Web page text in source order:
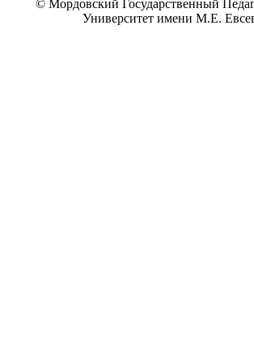
© Мордовский Государственный
Университет имени М.Е.